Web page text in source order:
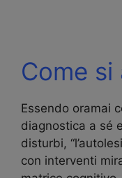
Come
Essendo oramai
diagnostica a sé
disturbi,
con interventi